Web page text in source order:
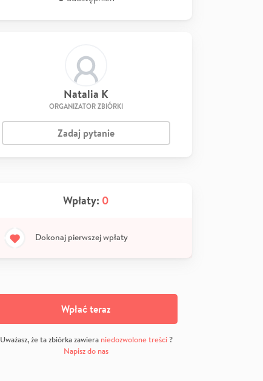
Natalia K
ORGANIZATOR ZBIÓRKI
Zadaj pytanie
Wpłaty: 0
Dokonaj pierwszej wpłaty
Wpłać teraz
Uważasz, że ta zbiórka zawiera niedozwolone treści?
Napisz do nas